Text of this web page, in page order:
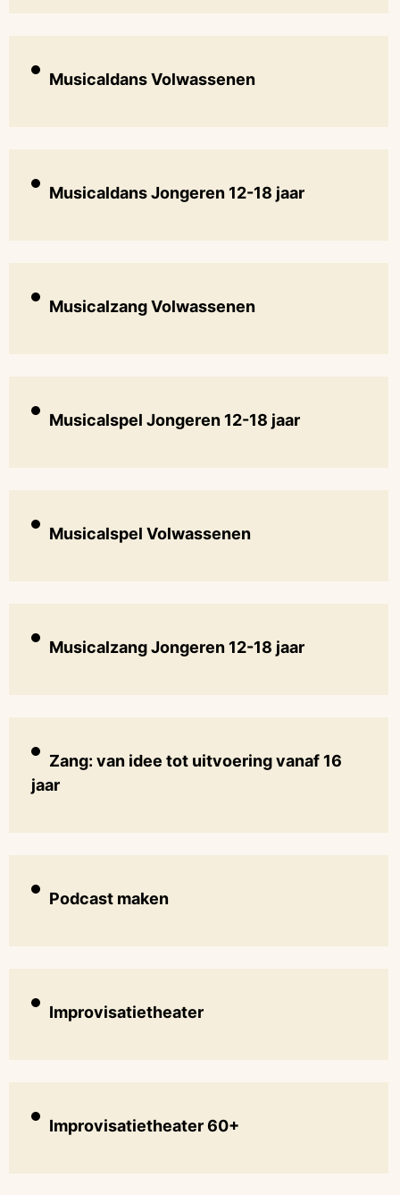
Musicaldans Volwassenen
Musicaldans Jongeren 12-18 jaar
Musicalzang Volwassenen
Musicalspel Jongeren 12-18 jaar
Musicalspel Volwassenen
Musicalzang Jongeren 12-18 jaar
Zang: van idee tot uitvoering vanaf 16
jaar
Podcast maken
Improvisatietheater
Improvisatietheater 60+